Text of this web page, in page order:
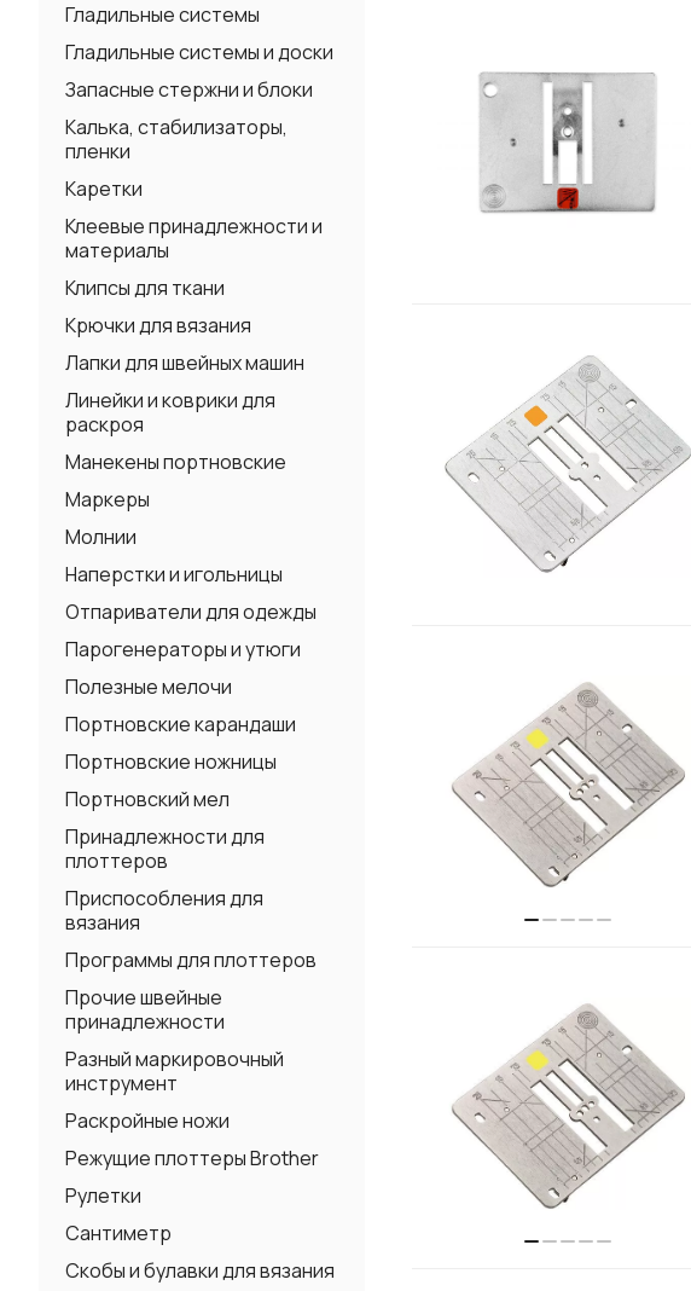
Гладильные системы
Гладильные системы и доски
Запасные стержни и блоки
Калька, стабилизаторы,
пленки
Каретки
Клеевые принадлежности и
материалы
Клипсы для ткани
Крючки для вязания
Лапки для швейных машин
Линейки и коврики для
раскроя
Манекены портновские
Маркеры
Молнии
Наперстки и игольницы
Отпариватели для одежды
Парогенераторы и утюги
Полезные мелочи
Портновские карандаши
Портновские ножницы
Портновский мел
Принадлежности для
плоттеров
Приспособления для
вязания
Программы для плоттеров
Прочие швейные
принадлежности
Разный маркировочный
инструмент
Раскройные ножи
Режущие плоттеры Brother
Рулетки
Сантиметр
Скобы и булавки для вязания